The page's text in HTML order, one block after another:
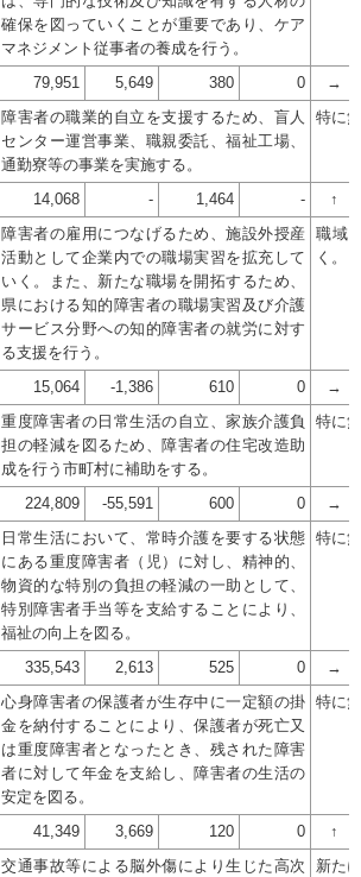
確保を図っていくことが重要であり、ケア
マネジメント従事者の養成を行う。
79,951 5,649 380 0 →
障害者の職業的自立を支援するため、盲人
センター運営事業、職親委託、福祉工場、
通勤寮等の事業を実施する。
特に
14,068 - 1,464 - ↑
障害者の雇用につなげるため、施設外授産
活動として企業内での職場実習を拡充して
いく。また、新たな職場を開拓するため、
県における知的障害者の職場実習及び介護
サービス分野への知的障害者の就労に対す
る支援を行う。
職域
く。
15,064 -1,386 610 0 →
重度障害者の日常生活の自立、家族介護負
担の軽減を図るため、障害者の住宅改造助
成を行う市町村に補助をする。
特に
224,809 -55,591 600 0 →
日常生活において、常時介護を要する状態
にある重度障害者（児）に対し、精神的、
物資的な特別の負担の軽減の一助として、
特別障害者手当等を支給することにより、
福祉の向上を図る。
特に
335,543 2,613 525 0 →
心身障害者の保護者が生存中に一定額の掛
金を納付することにより、保護者が死亡又
は重度障害者となったとき、残された障害
者に対して年金を支給し、障害者の生活の
安定を図る。
特に
41,349 3,669 120 0 ↑
交通事故等による脳外傷により生じた高次
新た